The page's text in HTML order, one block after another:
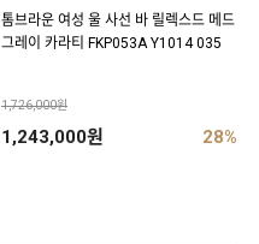
톰브라운 여성 울 사선 바 릴렉스드 메드
그레이 카라티 FKP053A Y1014 035
1,726,000원
1,243,000원 28%